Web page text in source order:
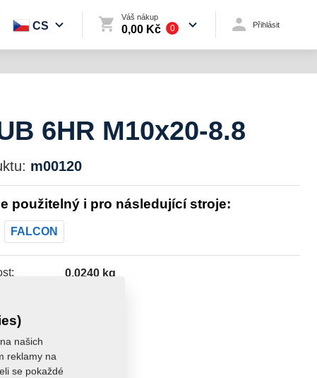
CS
Váš nákup
0,00 Kč 0 Přihlásit
6HR M10x20-8.8
m00120
použitelný i pro následující stroje:
FALCON
0,0240 kg
našich
reklamy na
se pokaždé